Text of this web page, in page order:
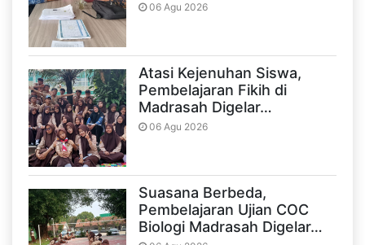
06 Agu 2026
Atasi Kejenuhan Siswa,
Pembelajaran Fikih di
Madrasah Digelar…
06 Agu 2026
Suasana Berbeda,
Pembelajaran Ujian COC
Biologi Madrasah Digelar…